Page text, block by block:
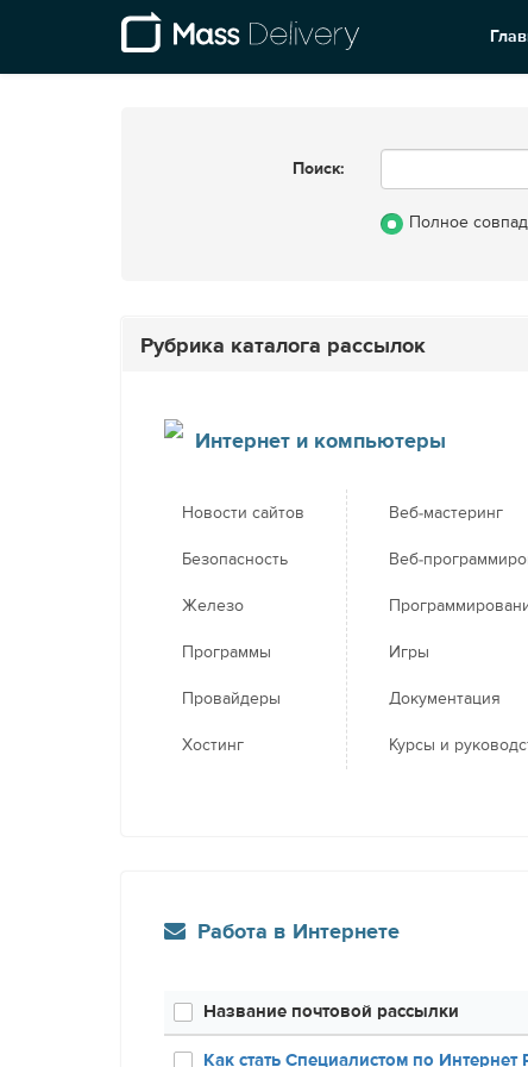
Поиск:
Полное
Рубрика каталога рассылок
Интернет и компьютеры
Новости сайтов
Безопасность
Железо
Программы
Провайдеры
Хостинг
Веб-мастеринг
Веб-
Игры
Документация
Курсы и
Работа в Интернете
Название почтовой рассылки
Как стать Специалистом по Интернет